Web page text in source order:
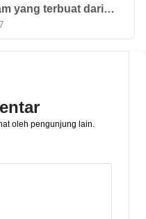
yang terbuat dari
sudah sejak dulu
alat perdagangan resmi
oleh pengunjung lain.